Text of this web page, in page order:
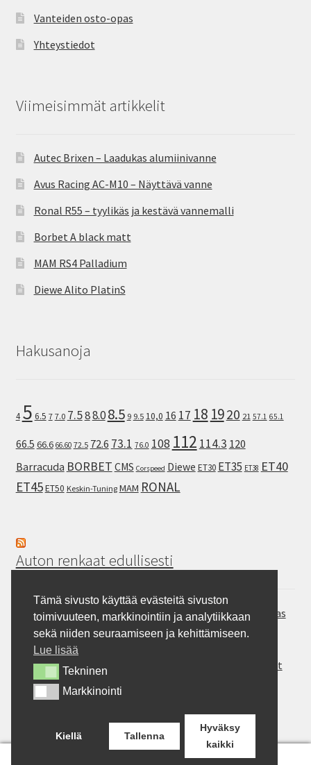
Vanteiden osto-opas
Yhteystiedot
Viimeisimmät artikkelit
Autec Brixen – Laadukas alumiinivanne
Avus Racing AC-M10 – Näyttävä vanne
Ronal R55 – tyylikäs ja kestävä vannemalli
Borbet A black matt
MAM RS4 Palladium
Diewe Alito PlatinS
Hakusanoja
4 5 6.5 7 7.0 7.588.08.5 9 9.5 10,0 16 17 18 1920 21 57.1 65.1
66.5 66.6 66.60 72.5 72.6 73.1 76.0 108 112 114.3 120
Barracuda BORBET CMS Corspeed Diewe ET30 ET35 ET38 ET40
ET45ET50 Keskin-Tuning MAM RONAL
Auton renkaat edullisesti
Hankook Vantra Transit RA58 – Pakettiauton kesärengas
Continental SportContact 7 – Laadukas sportrengas
Gripmax Inception A/T – Allterrain rengas
Rotalla ENJOYLAND H/T RF10 – Maasturit ja Crossoverit
Milever MA352 – auton kesärengas
BFGoodrich Mud-Terrain T/A KM3 – Pitoa jokapaikkaan
Tämä sivusto käyttää evästeitä sivuston
toimivuuteen, markkinointiin ja analytiikkaan
sekä niiden seuraamiseen ja kehittämiseen.
Lue lisää
TekninenTekninen
Markkinointi
Markkinointi
Kiellä Tallenna
Hyväksy
kaikki